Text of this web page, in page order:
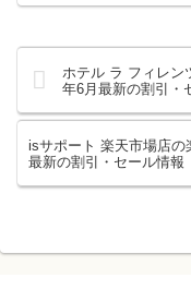
ホテル ラ フィレン
年6月最新の割引・
isサポート 楽天市場店の
最新の割引・セール情報